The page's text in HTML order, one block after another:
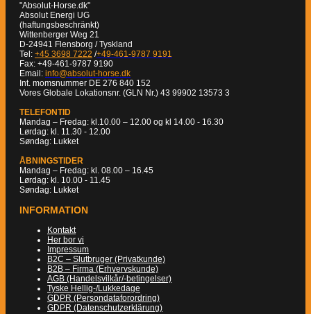
"Absolut-Horse.dk"
Absolut Energi UG
(haftungsbeschränkt)
Wittenberger Weg 21
D-24941 Flensborg / Tyskland
Tel: +45 3698 7222 /+49-461-9787 9191
Fax: +49-461-9787 9190
Email: info@absolut-horse.dk
Int. momsnummer DE 276 840 152
Vores Globale Lokationsnr. (GLN Nr.) 43 99902 13573 3
TELEFONTID
Mandag – Fredag: kl.10.00 – 12.00 og kl 14.00 - 16.30
Lørdag: kl. 11.30 - 12.00
Søndag: Lukket
ÅBNINGSTIDER
Mandag – Fredag: kl. 08.00 – 16.45
Lørdag: kl. 10.00 - 11.45
Søndag: Lukket
INFORMATION
Kontakt
Her bor vi
Impressum
B2C – Slutbruger (Privatkunde)
B2B – Firma (Erhvervskunde)
AGB (Handelsvilkår/-betingelser)
Tyske Hellig-/Lukkedage
GDPR (Persondataforordring)
GDPR (Datenschutzerklärung)